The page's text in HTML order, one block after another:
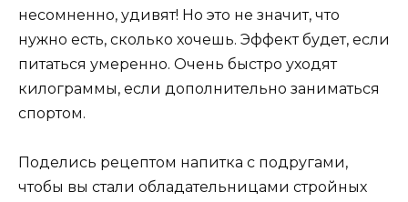
несомненно, удивят! Но это не значит, что
нужно есть, сколько хочешь. Эффект будет, если
питаться умеренно. Очень быстро уходят
килограммы, если дополнительно заниматься
спортом.
Поделись рецептом напитка с подругами,
чтобы вы стали обладательницами стройных